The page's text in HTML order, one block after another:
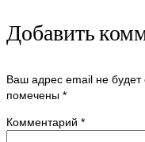
Добавить
Ваш адрес email не будет
помечены *
Комментарий *